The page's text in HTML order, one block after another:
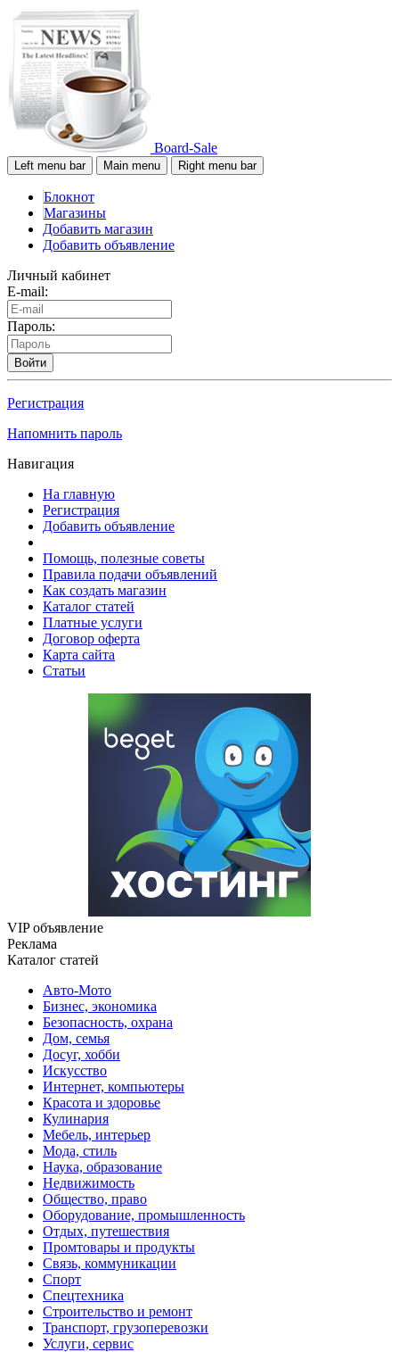
Board-Sale
Left menu bar Main menu Right menu bar
Блокнот
Магазины
Добавить магазин
Добавить объявление
Личный кабинет
E-mail:
Пароль:
Войти
Регистрация
Напомнить пароль
Навигация
На главную
Регистрация
Добавить объявление
Помощь, полезные советы
Правила подачи объявлений
Как создать магазин
Каталог статей
Платные услуги
Договор оферта
Карта сайта
Статьи
VIP объявление
Реклама
Каталог статей
Авто-Мото
Бизнес, экономика
Безопасность, охрана
Дом, семья
Досуг, хобби
Искусство
Интернет, компьютеры
Красота и здоровье
Кулинария
Мебель, интерьер
Мода, стиль
Наука, образование
Недвижимость
Общество, право
Оборудование, промышленность
Отдых, путешествия
Промтовары и продукты
Связь, коммуникации
Спорт
Спецтехника
Строительство и ремонт
Транспорт, грузоперевозки
Услуги, сервис